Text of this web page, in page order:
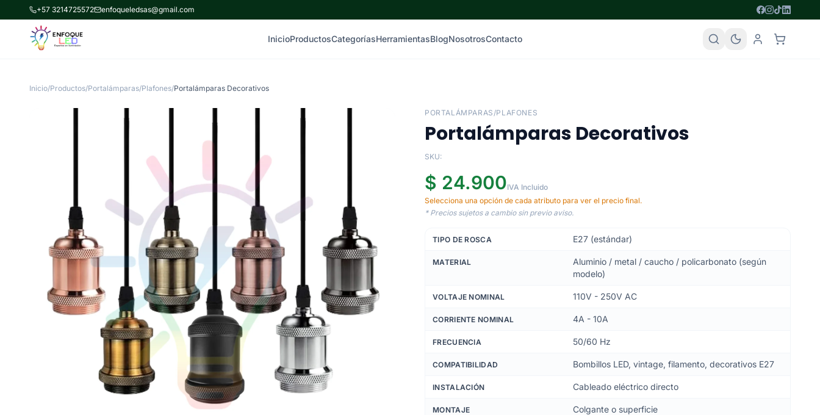
+57 3214725572 enfoqueledsas@gmail.com
InicioProductosCategoríasHerramientasBlogNosotrosContacto
Inicio/Productos/Portalámparas/Plafones/Portalámparas Decorativos
PORTALÁMPARAS/PLAFONES
Portalámparas Decorativos
SKU:
$ 24.900IVA Incluido
Selecciona una opción de cada atributo para ver el precio final.
* Precios sujetos a cambio sin previo aviso.
TIPO DE ROSCA E27 (estándar)
MATERIAL
Aluminio / metal / caucho / policarbonato (según
modelo)
VOLTAJE NOMINAL 110V - 250V AC
CORRIENTE NOMINAL 4A - 10A
FRECUENCIA 50/60 Hz
COMPATIBILIDAD Bombillos LED, vintage, filamento, decorativos E27
INSTALACIÓN Cableado eléctrico directo
MONTAJE Colgante o superficie